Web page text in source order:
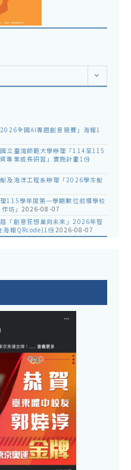
全國AI專題創意競賽」海報1
立臺灣師範大學辦理「114至115
專業成長研習」實施計畫1份
及海洋工程系辦理「2026學生船
115學年度第一學期數位前導學校
坊」 2026-08-07
「創意狂想巢向未來」2026年智
海報QRcode)1份2026-08-07